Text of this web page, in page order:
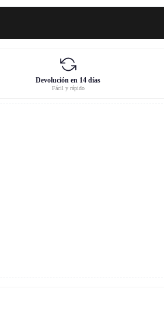
Devolución en 14 días
Fácil y rápido